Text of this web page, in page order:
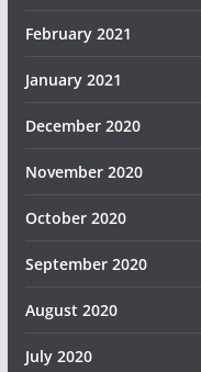
February 2021
January 2021
December 2020
November 2020
October 2020
September 2020
August 2020
July 2020